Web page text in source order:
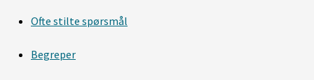
Ofte stilte spørsmål
Begreper